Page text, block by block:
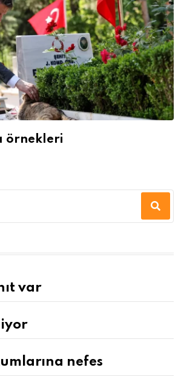
örnekleri
var
nefes